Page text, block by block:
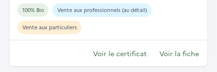
100% Bio Vente aux professionnels (au détail)
Vente aux particuliers
Voir le certificat Voir la fiche